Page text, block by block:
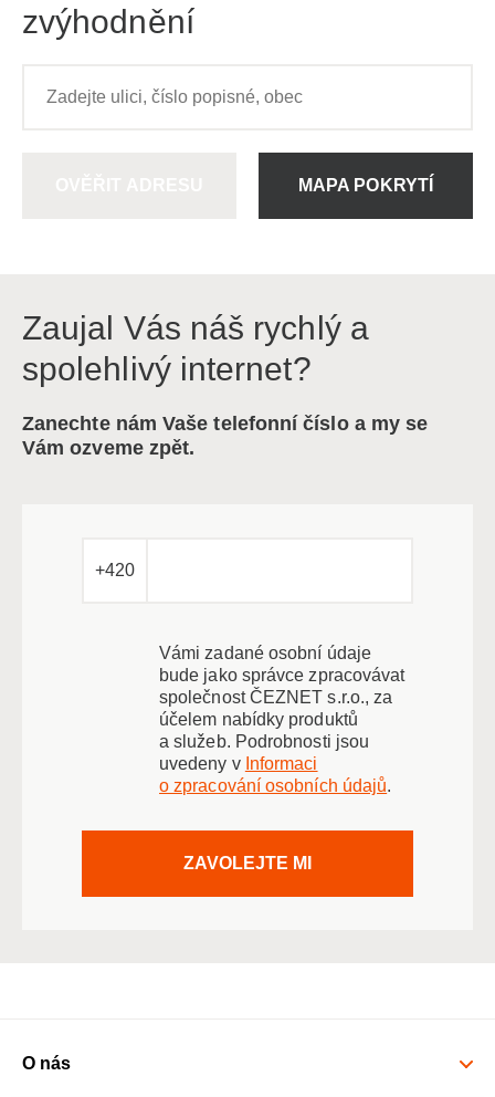
zvýhodnění
MAPA POKRYTÍ
Zaujal Vás náš rychlý a
spolehlivý internet?
Zanechte nám Vaše telefonní číslo a my se
Vám ozveme zpět.
+420
Vámi zadané osobní údaje
bude jako správce zpracovávat
společnost ČEZNET s.r.o., za
účelem nabídky produktů
a služeb. Podrobnosti jsou
uvedeny v Informaci
o zpracování osobních údajů.
ZAVOLEJTE MI
O nás